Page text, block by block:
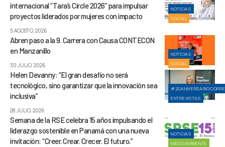
NOTICIAS
SOCIAL
internacional “Tara’s Circle 2026” para impulsar
proyectos liderados por mujeres con impacto
5 AGOSTO, 2026
NOTICIAS
SOCIAL
Abren paso a la 9. Carrera con Causa CONTECON
en Manzanillo
30 JULIO, 2026
ENTREVISTAS
Helen Devanny: “El gran desafío no será
tecnológico, sino garantizar que la innovación sea
inclusiva”
28 JULIO, 2026
NOTICIAS
MEDIOAMBIENTE
Semana de la RSE celebra 15 años impulsando el
liderazgo sostenible en Panamá con una nueva
invitación: “Creer. Crear. Crecer. El futuro.”